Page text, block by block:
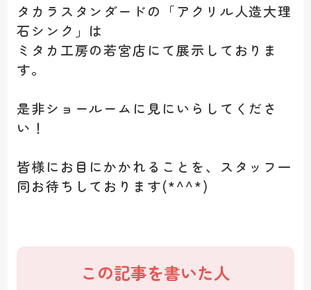
タカラスタンダードの「アクリル人造大理
石シンク」は
ミタカ工房の若宮店にて展示しておりま
す。
是非ショールームに見にいらしてくださ
い！
皆様にお目にかかれることを、スタッフ一
同お待ちしております(*^^*)
この記事を書いた人